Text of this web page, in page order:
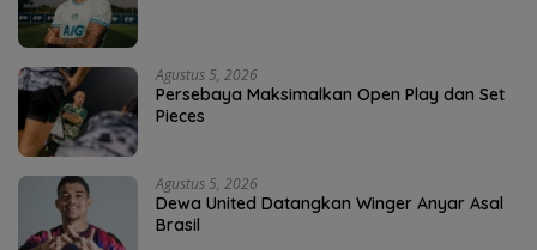
Agustus 5, 2026
Persebaya Maksimalkan Open Play dan Set
Pieces
Agustus 5, 2026
Dewa United Datangkan Winger Anyar Asal
Brasil